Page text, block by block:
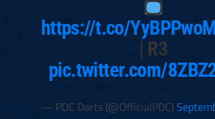
https://t.co/
| R3
pic.twitter.com/
— PDC Darts (@OfficialPDC)